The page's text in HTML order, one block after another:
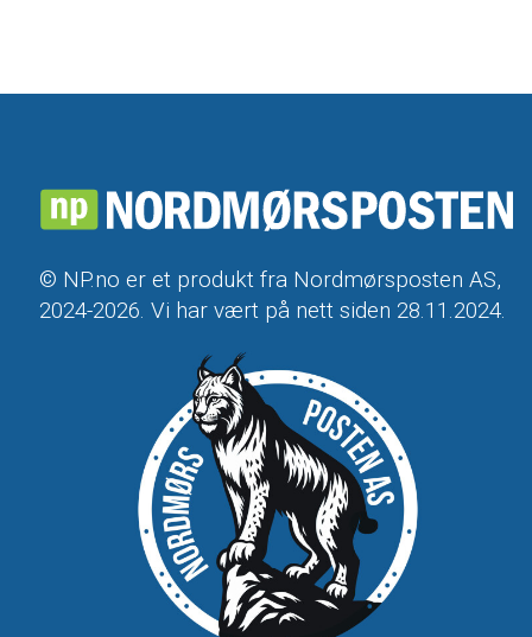
© NP.no er et produkt fra Nordmørsposten AS,
2024-2026. Vi har vært på nett siden 28.11.2024.